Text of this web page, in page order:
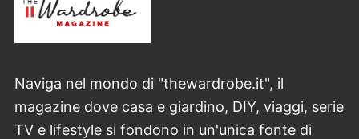
Naviga nel mondo di "thewardrobe.it", il
magazine dove casa e giardino, DIY, viaggi, serie
TV e lifestyle si fondono in un'unica fonte di